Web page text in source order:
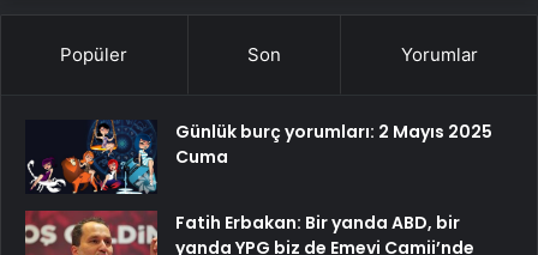
Popüler Son Yorumlar
Günlük burç yorumları: 2 Mayıs 2025
Cuma
Fatih Erbakan: Bir yanda ABD, bir
yanda YPG biz de Emevi Camii’nde